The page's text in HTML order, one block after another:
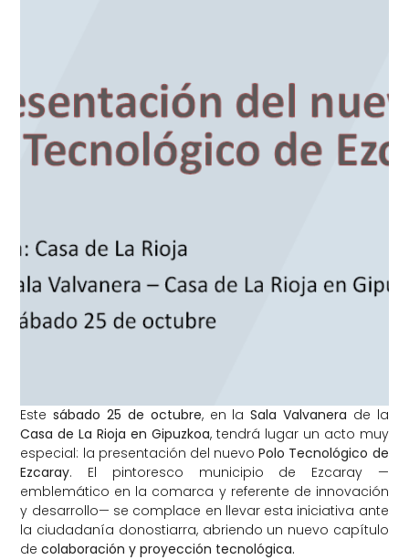
Estesábado 25 de octubre, en laSala Valvanera de la
Casa de La Rioja en Gipuzkoa, tendrá lugar un acto muy
especial: la presentación del nuevoPolo Tecnológico de
Ezcaray. El pintoresco municipio de Ezcaray —
emblemático en la comarca y referente de innovación
y desarrollo— se complace en llevar esta iniciativa ante
la ciudadanía donostiarra, abriendo un nuevo capítulo
decolaboración y proyección tecnológica.